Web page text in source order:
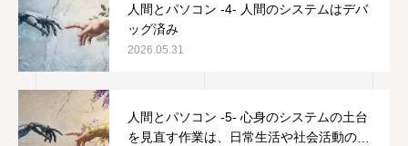
人間とパソコン -4- 人間のシステムはデバ
ッグ済み
2026.05.31
人間とパソコン -5- 心身のシステムの土台
を見直す作業は、日常生活や社会活動の邪